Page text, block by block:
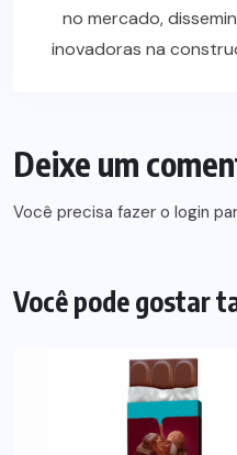
no mercado,
inovadoras na
Deixe um
Você precisa fazer o login
Você pode gostar